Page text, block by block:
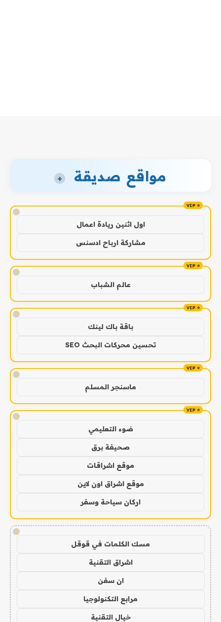
مواقع صديقة +
!
اول اثنين ريادة اعمال
مشاركة ارباح ادسنس
!
عالم الشباب
!
باقة باك لينك
تحسين محركات البحث SEO
!
ماسنجر المسلم
!
ضوء التعليمي
صحيفة برق
موقع اشراقات
موقع اشراق اون لاين
اركان سياحة وسفر
!
مسك الكلمات في قوقل
اشراق التقنية
ان سفن
مرابع التكنولوجيا
خيال التقنية